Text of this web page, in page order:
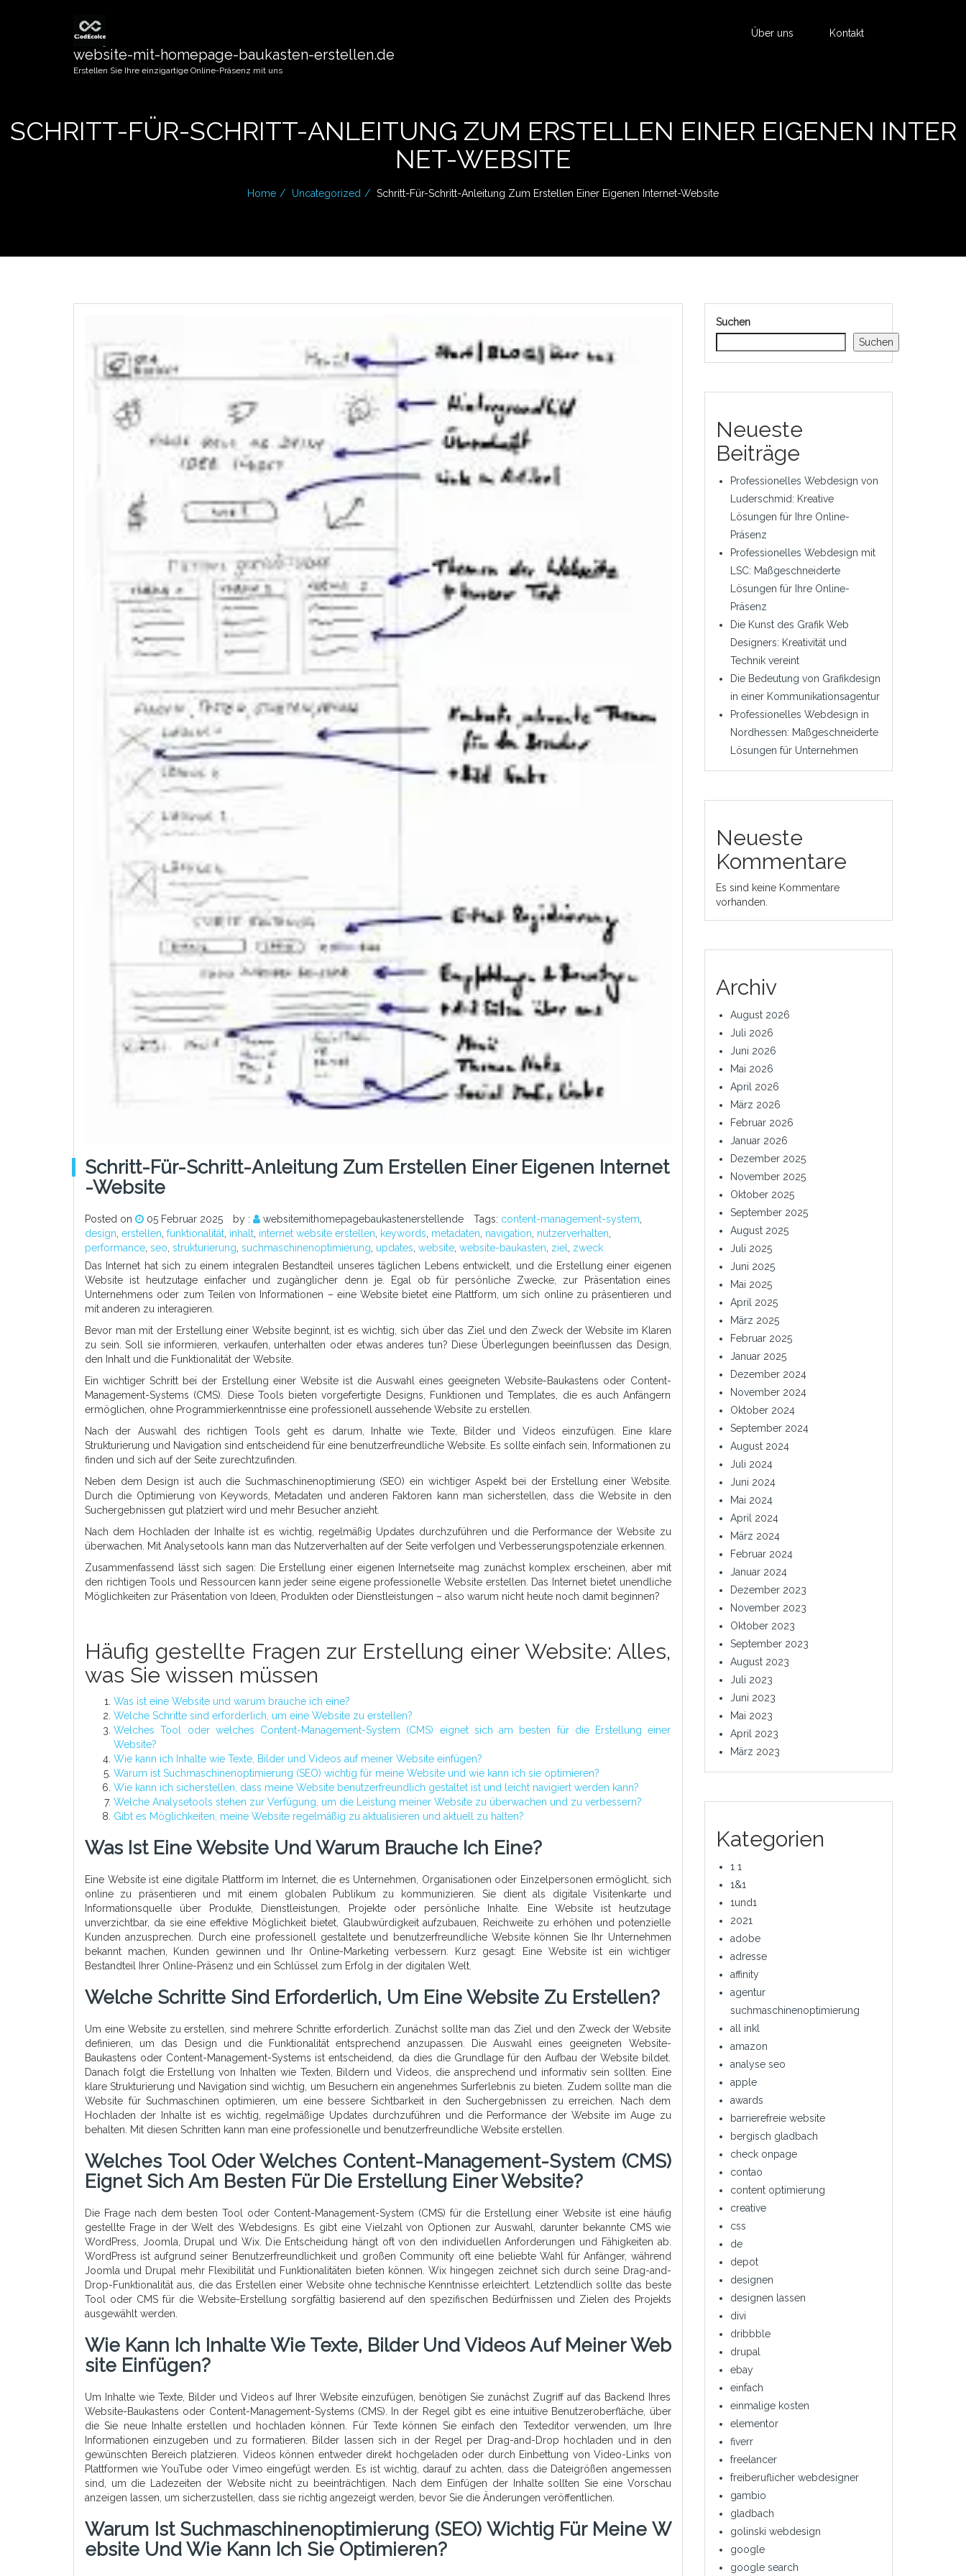
website-mit-homepage-baukasten-erstellen.de
Erstellen Sie Ihre einzigartige Online-Präsenz mit uns
Über uns Kontakt
SCHRITT-FÜR-SCHRITT-ANLEITUNG ZUM ERSTELLEN EINER EIGENEN INTER
NET-WEBSITE
Home Uncategorized Schritt-Für-Schritt-Anleitung Zum Erstellen Einer Eigenen Internet-Website
Schritt-Für-Schritt-Anleitung Zum Erstellen Einer Eigenen Internet
-Website
Posted on 05 Februar 2025 by : websitemithomepagebaukastenerstellende Tags: content-management-system
design erstellen funktionalität inhalt internet website erstellen keywords metadaten navigation nutzerverhalten
performance seo strukturierung suchmaschinenoptimierung updates website website-baukasten ziel
zweck
Das Internet hat sich zu einem integralen Bestandteil unseres täglichen Lebens entwickelt, und die Erstellung einer eigenen
Website ist heutzutage einfacher und zugänglicher denn je. Egal ob für persönliche Zwecke, zur Präsentation eines
Unternehmens oder zum Teilen von Informationen – eine Website bietet eine Plattform, um sich online zu präsentieren und
mit anderen zu interagieren.
Bevor man mit der Erstellung einer Website beginnt, ist es wichtig, sich über das Ziel und den Zweck der Website im Klaren
zu sein. Soll sie informieren, verkaufen, unterhalten oder etwas anderes tun? Diese Überlegungen beeinflussen das Design,
den Inhalt und die Funktionalität der Website.
Ein wichtiger Schritt bei der Erstellung einer Website ist die Auswahl eines geeigneten Website-Baukastens oder Content-
Management-Systems (CMS). Diese Tools bieten vorgefertigte Designs, Funktionen und Templates, die es auch Anfängern
ermöglichen, ohne Programmierkenntnisse eine professionell aussehende Website zu erstellen.
Nach der Auswahl des richtigen Tools geht es darum, Inhalte wie Texte, Bilder und Videos einzufügen. Eine klare
Strukturierung und Navigation sind entscheidend für eine benutzerfreundliche Website. Es sollte einfach sein, Informationen zu
finden und sich auf der Seite zurechtzufinden.
Neben dem Design ist auch die Suchmaschinenoptimierung (SEO) ein wichtiger Aspekt bei der Erstellung einer Website.
Durch die Optimierung von Keywords, Metadaten und anderen Faktoren kann man sicherstellen, dass die Website in den
Suchergebnissen gut platziert wird und mehr Besucher anzieht.
Nach dem Hochladen der Inhalte ist es wichtig, regelmäßig Updates durchzuführen und die Performance der Website zu
überwachen. Mit Analysetools kann man das Nutzerverhalten auf der Seite verfolgen und Verbesserungspotenziale erkennen.
Zusammenfassend lässt sich sagen: Die Erstellung einer eigenen Internetseite mag zunächst komplex erscheinen, aber mit
den richtigen Tools und Ressourcen kann jeder seine eigene professionelle Website erstellen. Das Internet bietet unendliche
Möglichkeiten zur Präsentation von Ideen, Produkten oder Dienstleistungen – also warum nicht heute noch damit beginnen?
Häufig gestellte Fragen zur Erstellung einer Website: Alles,
was Sie wissen müssen
Was ist eine Website und warum brauche ich eine?
Welche Schritte sind erforderlich, um eine Website zu erstellen?
Welches Tool oder welches Content-Management-System (CMS) eignet sich am besten für die Erstellung einer
Website?
Wie kann ich Inhalte wie Texte, Bilder und Videos auf meiner Website einfügen?
Warum ist Suchmaschinenoptimierung (SEO) wichtig für meine Website und wie kann ich sie optimieren?
Wie kann ich sicherstellen, dass meine Website benutzerfreundlich gestaltet ist und leicht navigiert werden kann?
Welche Analysetools stehen zur Verfügung, um die Leistung meiner Website zu überwachen und zu verbessern?
Gibt es Möglichkeiten, meine Website regelmäßig zu aktualisieren und aktuell zu halten?
Was Ist Eine Website Und Warum Brauche Ich Eine?
Eine Website ist eine digitale Plattform im Internet, die es Unternehmen, Organisationen oder Einzelpersonen ermöglicht, sich
online zu präsentieren und mit einem globalen Publikum zu kommunizieren. Sie dient als digitale Visitenkarte und
Informationsquelle über Produkte, Dienstleistungen, Projekte oder persönliche Inhalte. Eine Website ist heutzutage
unverzichtbar, da sie eine effektive Möglichkeit bietet, Glaubwürdigkeit aufzubauen, Reichweite zu erhöhen und potenzielle
Kunden anzusprechen. Durch eine professionell gestaltete und benutzerfreundliche Website können Sie Ihr Unternehmen
bekannt machen, Kunden gewinnen und Ihr Online-Marketing verbessern. Kurz gesagt: Eine Website ist ein wichtiger
Bestandteil Ihrer Online-Präsenz und ein Schlüssel zum Erfolg in der digitalen Welt.
Welche Schritte Sind Erforderlich, Um Eine Website Zu Erstellen?
Um eine Website zu erstellen, sind mehrere Schritte erforderlich. Zunächst sollte man das Ziel und den Zweck der Website
definieren, um das Design und die Funktionalität entsprechend anzupassen. Die Auswahl eines geeigneten Website-
Baukastens oder Content-Management-Systems ist entscheidend, da dies die Grundlage für den Aufbau der Website bildet.
Danach folgt die Erstellung von Inhalten wie Texten, Bildern und Videos, die ansprechend und informativ sein sollten. Eine
klare Strukturierung und Navigation sind wichtig, um Besuchern ein angenehmes Surferlebnis zu bieten. Zudem sollte man die
Website für Suchmaschinen optimieren, um eine bessere Sichtbarkeit in den Suchergebnissen zu erreichen. Nach dem
Hochladen der Inhalte ist es wichtig, regelmäßige Updates durchzuführen und die Performance der Website im Auge zu
behalten. Mit diesen Schritten kann man eine professionelle und benutzerfreundliche Website erstellen.
Welches Tool Oder Welches Content-Management-System (CMS)
Eignet Sich Am Besten Für Die Erstellung Einer Website?
Die Frage nach dem besten Tool oder Content-Management-System (CMS) für die Erstellung einer Website ist eine häufig
gestellte Frage in der Welt des Webdesigns. Es gibt eine Vielzahl von Optionen zur Auswahl, darunter bekannte CMS wie
WordPress, Joomla, Drupal und Wix. Die Entscheidung hängt oft von den individuellen Anforderungen und Fähigkeiten ab.
WordPress ist aufgrund seiner Benutzerfreundlichkeit und großen Community oft eine beliebte Wahl für Anfänger, während
Joomla und Drupal mehr Flexibilität und Funktionalitäten bieten können. Wix hingegen zeichnet sich durch seine Drag-and-
Drop-Funktionalität aus, die das Erstellen einer Website ohne technische Kenntnisse erleichtert. Letztendlich sollte das beste
Tool oder CMS für die Website-Erstellung sorgfältig basierend auf den spezifischen Bedürfnissen und Zielen des Projekts
ausgewählt werden.
Wie Kann Ich Inhalte Wie Texte, Bilder Und Videos Auf Meiner Web
Site Einfügen?
Um Inhalte wie Texte, Bilder und Videos auf Ihrer Website einzufügen, benötigen Sie zunächst Zugriff auf das Backend Ihres
Website-Baukastens oder Content-Management-Systems (CMS). In der Regel gibt es eine intuitive Benutzeroberfläche, über
die Sie neue Inhalte erstellen und hochladen können. Für Texte können Sie einfach den Texteditor verwenden, um Ihre
Informationen einzugeben und zu formatieren. Bilder lassen sich in der Regel per Drag-and-Drop hochladen und in den
gewünschten Bereich platzieren. Videos können entweder direkt hochgeladen oder durch Einbettung von Video-Links von
Plattformen wie YouTube oder Vimeo eingefügt werden. Es ist wichtig, darauf zu achten, dass die Dateigrößen angemessen
sind, um die Ladezeiten der Website nicht zu beeinträchtigen. Nach dem Einfügen der Inhalte sollten Sie eine Vorschau
anzeigen lassen, um sicherzustellen, dass sie richtig angezeigt werden, bevor Sie die Änderungen veröffentlichen.
Warum Ist Suchmaschinenoptimierung (SEO) Wichtig Für Meine W
Ebsite Und Wie Kann Ich Sie Optimieren?
Suchen
Suchen
Neueste
Beiträge
Professionelles Webdesign von
Luderschmid: Kreative
Lösungen für Ihre Online-
Präsenz
Professionelles Webdesign mit
LSC: Maßgeschneiderte
Lösungen für Ihre Online-
Präsenz
Die Kunst des Grafik Web
Designers: Kreativität und
Technik vereint
Die Bedeutung von Grafikdesign
in einer Kommunikationsagentur
Professionelles Webdesign in
Nordhessen: Maßgeschneiderte
Lösungen für Unternehmen
Neueste
Kommentare
Es sind keine Kommentare
vorhanden.
Archiv
August 2026
Juli 2026
Juni 2026
Mai 2026
April 2026
März 2026
Februar 2026
Januar 2026
Dezember 2025
November 2025
Oktober 2025
September 2025
August 2025
Juli 2025
Juni 2025
Mai 2025
April 2025
März 2025
Februar 2025
Januar 2025
Dezember 2024
November 2024
Oktober 2024
September 2024
August 2024
Juli 2024
Juni 2024
Mai 2024
April 2024
März 2024
Februar 2024
Januar 2024
Dezember 2023
November 2023
Oktober 2023
September 2023
August 2023
Juli 2023
Juni 2023
Mai 2023
April 2023
März 2023
Kategorien
1 1
1&1
1und1
2021
adobe
adresse
affinity
agentur
suchmaschinenoptimierung
all inkl
amazon
analyse seo
apple
awards
barrierefreie website
bergisch gladbach
check onpage
contao
content optimierung
creative
css
de
depot
designen
designen lassen
divi
dribbble
drupal
ebay
einfach
einmalige kosten
elementor
fiverr
freelancer
freiberuflicher webdesigner
gambio
gladbach
golinski webdesign
google
google search